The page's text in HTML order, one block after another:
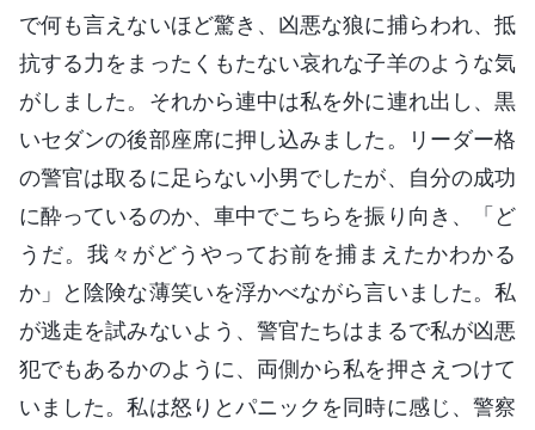
で何も言えないほど驚き、凶悪な狼に捕らわれ、抵
抗する力をまったくもたない哀れな子羊のような気
がしました。それから連中は私を外に連れ出し、黒
いセダンの後部座席に押し込みました。リーダー格
の警官は取るに足らない小男でしたが、自分の成功
に酔っているのか、車中でこちらを振り向き、「ど
うだ。我々がどうやってお前を捕まえたかわかる
か」と陰険な薄笑いを浮かべながら言いました。私
が逃走を試みないよう、警官たちはまるで私が凶悪
犯でもあるかのように、両側から私を押さえつけて
いました。私は怒りとパニックを同時に感じ、警察